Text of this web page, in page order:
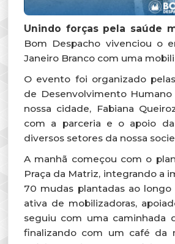
Unindo forças pela saúde
Bom Despacho vivenciou o
Janeiro Branco com uma
O evento foi organizado
de Desenvolvimento
nossa cidade, Fabiana
com a parceria e o apoio
diversos setores da nossa
A manhã começou com o
Praça da Matriz, integrando a
70 mudas plantadas ao
ativa de mobilizadoras,
seguiu com uma caminhada
finalizando com um café da